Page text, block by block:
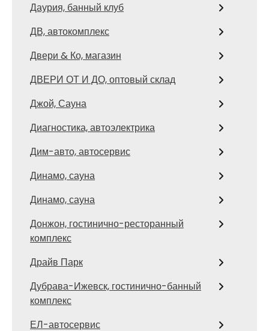
Даурия, банный клуб
ДВ, автокомплекс
Двери & Ко, магазин
ДВЕРИ ОТ И ДО, оптовый склад
Джой, Сауна
Диагностика, автоэлектрика
Дим-авто, автосервис
Динамо, сауна
Динамо, сауна
Донжон, гостинично-ресторанный
комплекс
Драйв Парк
Дубрава-Ижевск, гостинично-банный
комплекс
ЕЛ-автосервис